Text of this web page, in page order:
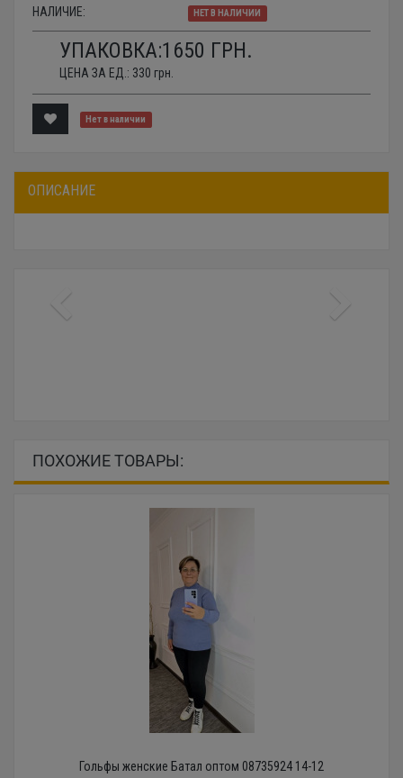
НАЛИЧИЕ:
НЕТ В НАЛИЧИИ
УПАКОВКА:1650 ГРН.
ЦЕНА ЗА ЕД.: 330 грн.
Нет в наличии
ОПИСАНИЕ
ПОХОЖИЕ ТОВАРЫ:
Гольфы женские Батал оптом 08735924 14-12